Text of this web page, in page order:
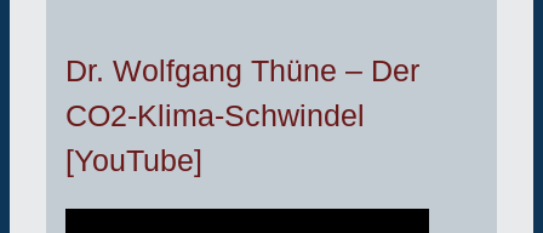
Dr. Wolfgang Thüne – Der
CO2-Klima-Schwindel
[YouTube]